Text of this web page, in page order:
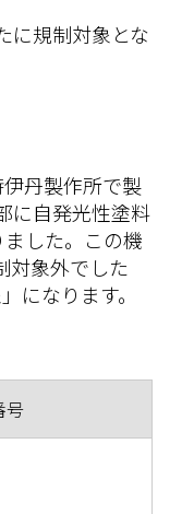
に規制対象とな
丹製作所で製
に自発光性塗料
した。この機
対象外でした
になります。
号